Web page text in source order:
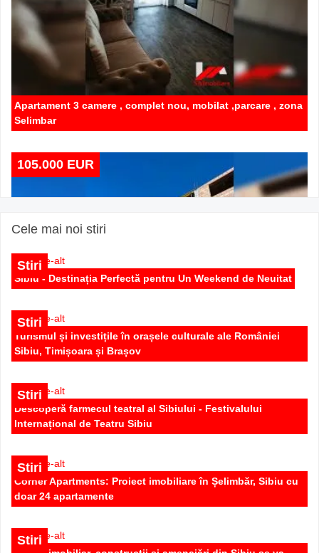
Apartament 3 camere , complet nou, mobilat ,parcare , zona
Selimbar
105.000 EUR
Apartament 3 camere la cheie,decomandat de vanzare in
85.000 EUR
Cele mai noi stiri
Stiri
Sibiu - Destinația Perfectă pentru Un Weekend de Neuitat
Stiri
Turismul și investițile în orașele culturale ale României
Sibiu, Timișoara și Brașov
Stiri
Descoperă farmecul teatral al Sibiului - Festivalului
Internațional de Teatru Sibiu
Stiri
Corner Apartments: Proiect imobiliare în Șelimbăr, Sibiu cu
doar 24 apartamente
Stiri